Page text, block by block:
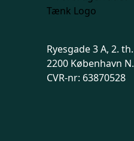
Ryesgade 3 A, 2. th.
2200 København N.
CVR-nr: 63870528